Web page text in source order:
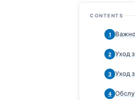
CONTENTS
1
2 Уход
3 Уход
4